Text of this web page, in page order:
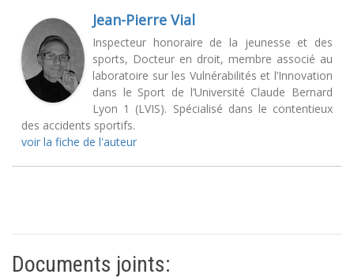
Jean-Pierre Vial
Inspecteur honoraire de la jeunesse et des
sports, Docteur en droit, membre associé au
laboratoire sur les Vulnérabilités et l’Innovation
dans le Sport de l’Université Claude Bernard
Lyon 1 (LVIS). Spécialisé dans le contentieux
des accidents sportifs.
voir la fiche de l'auteur
Documents joints: